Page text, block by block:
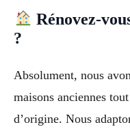
Rénovez-
?
Absolument, nous
maisons anciennes
d’origine. Nous